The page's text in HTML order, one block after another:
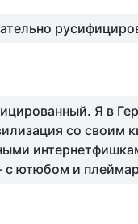
Я в
со своим
с ютюбом и